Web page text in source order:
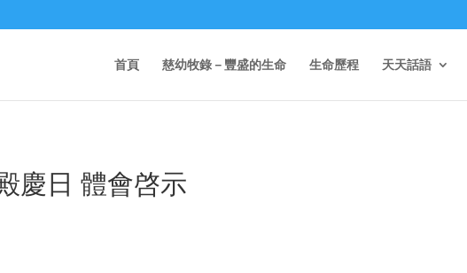
首頁 慈幼牧錄－豐盛的生命 生命歷程 天天話語
慶日 體會啓示